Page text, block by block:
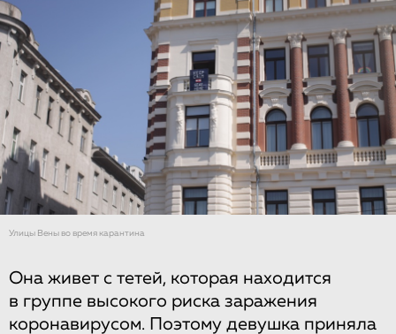
Улицы Вены во время карантина
Она живет с тетей, которая находится
в группе высокого риска заражения
коронавирусом. Поэтому девушка приняла